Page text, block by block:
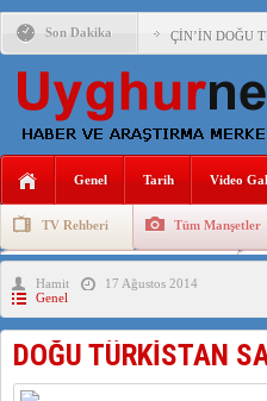
Son Dakika ÇİN’İN DOĞU
DİYANET
ÇİN’İN
MHP’DEN
İŞGALCİ
SAADET
İŞGALCİ
Genel Tarih Video
TV Rehberi Tüm Manşetler
Uygurlarda Düğün ve Cenaze
Hamit
17 Ağustos 2014
Genel
DOĞU TÜRKİSTAN